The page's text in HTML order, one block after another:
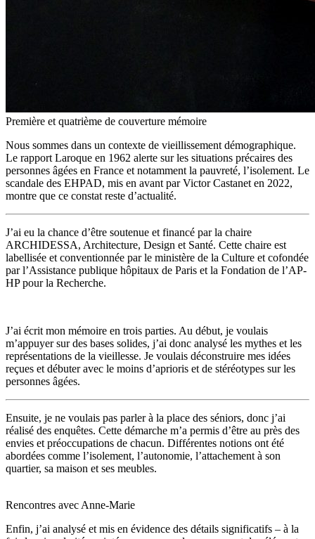
Première et quatrième de couverture mémoire
Nous sommes dans un contexte de vieillissement démographique.
Le rapport Laroque en 1962 alerte sur les situations précaires des
personnes âgées en France et notamment la pauvreté, l’isolement. Le
scandale des EHPAD, mis en avant par Victor Castanet en 2022,
montre que ce constat reste d’actualité.
J’ai eu la chance d’être soutenue et financé par la chaire
ARCHIDESSA, Architecture, Design et Santé. Cette chaire est
labellisée et conventionnée par le ministère de la Culture et cofondée
par l’Assistance publique hôpitaux de Paris et la Fondation de l’AP-
HP pour la Recherche.
J’ai écrit mon mémoire en trois parties. Au début, je voulais
m’appuyer sur des bases solides, j’ai donc analysé les mythes et les
représentations de la vieillesse. Je voulais déconstruire mes idées
reçues et débuter avec le moins d’aprioris et de stéréotypes sur les
personnes âgées.
Ensuite, je ne voulais pas parler à la place des séniors, donc j’ai
réalisé des enquêtes. Cette démarche m’a permis d’être au près des
envies et préoccupations de chacun. Différentes notions ont été
abordées comme l’isolement, l’autonomie, l’attachement à son
quartier, sa maison et ses meubles.
Rencontres avec Anne-Marie
Enfin, j’ai analysé et mis en évidence des détails significatifs – à la